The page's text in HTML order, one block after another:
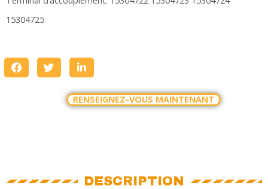
15304725
RENSEIGNEZ-VOUS MAINTENANT
DESCRIPTION